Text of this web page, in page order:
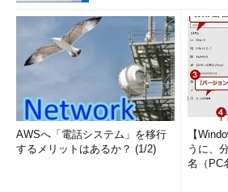
AWSへ「電話システム」を移行
するメリットはあるか？ (1/2)
【
うに、
名（PC